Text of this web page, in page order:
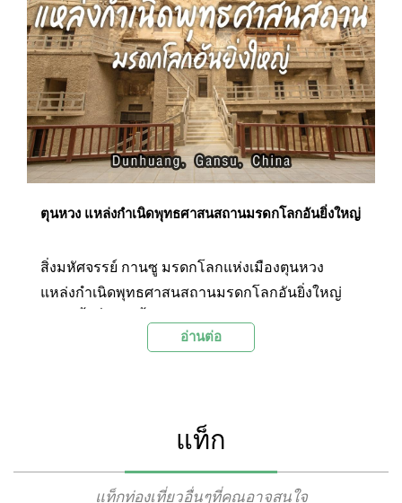
ให้ผู้คนเดินทางไปค้นหาและสัมผัสกับความน่า
อัศจรรย์นี้กับ 4 ถ้ำหินพุทธศาสนสถานที่ยิ่งใหญ่ของ
จีน อันได้แก่ ถ้ำหินมั่วเกา ถ้ำหินหลงเหมิน ถ้ำหินแกะ
สลักอวิ๋นกัง และ ถ้ำหินม่ายจีซาน
ตุนหวง แหล่งกำเนิดพุทธศาสนสถานมรดกโลกอันยิ่งใหญ่
สิ่งมหัศจรรย์ กานซู มรดกโลกแห่งเมืองตุนหวง
แหล่งกำเนิดพุทธศาสนสถานมรดกโลกอันยิ่งใหญ่
ที่ตั้งของอนุสรณ์การเดินทางอัญเชิญพระไตรปิฎก
ด่านเจียอวี้กวน กำแพงอันโด่งดังที่สุดของทิศตะวัน
ตก
อ่านต่อ
แท็ก
แท็กท่องเที่ยวอื่นๆที่คุณอาจสนใจ